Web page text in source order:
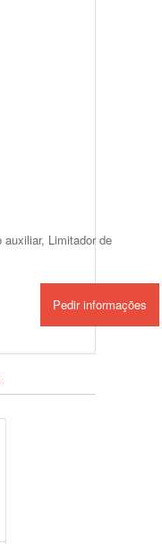
auxiliar, Limitador de
Pedir informações